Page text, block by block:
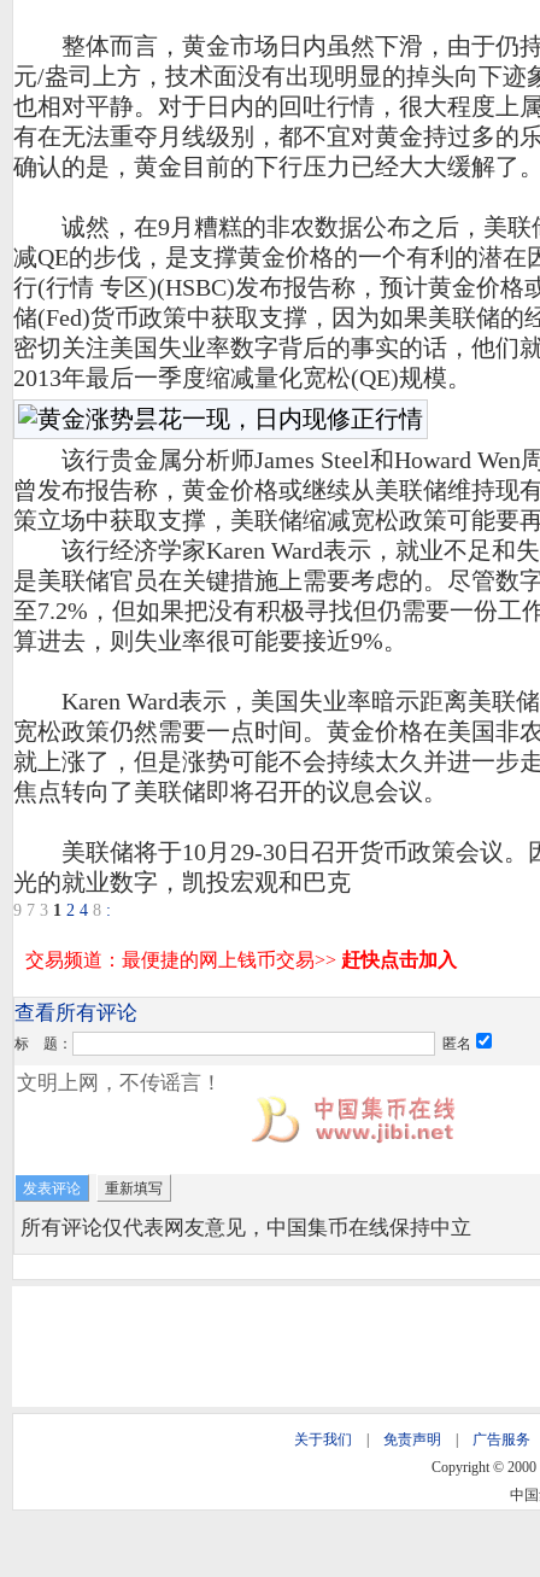
整体而言，黄金市场日内虽然下滑，由于仍持
元/盎司上方，技术面没有出现明显的掉头向下迹
也相对平静。对于日内的回吐行情，很大程度上
有在无法重夺月线级别，都不宜对黄金持过多的
确认的是，黄金目前的下行压力已经大大缓解了
诚然，在9月糟糕的非农数据公布之后，美联
减QE的步伐，是支撑黄金价格的一个有利的潜在
行(行情 专区)(HSBC)发布报告称，预计黄金价格
储(Fed)货币政策中获取支撑，因为如果美联储的
密切关注美国失业率数字背后的事实的话，他们
2013年最后一季度缩减量化宽松(QE)规模。
该行贵金属分析师James Steel和Howard Wen
曾发布报告称，黄金价格或继续从美联储维持现
策立场中获取支撑，美联储缩减宽松政策可能要
该行经济学家Karen Ward表示，就业不足和
是美联储官员在关键措施上需要考虑的。尽管数
至7.2%，但如果把没有积极寻找但仍需要一份工
算进去，则失业率很可能要接近9%。
Karen Ward表示，美国失业率暗示距离美联
宽松政策仍然需要一点时间。黄金价格在美国非
就上涨了，但是涨势可能不会持续太久并进一步
焦点转向了美联储即将召开的议息会议。
美联储将于10月29-30日召开货币政策会议。
光的就业数字，凯投宏观和巴克
9 7 3 1 2 4 8 :
查看所有评论
标 题： 匿名
所有评论仅代表网友意见，中国集币在线保持中立
关于我们 免责声明 广告服务
Copyright © 2000
中